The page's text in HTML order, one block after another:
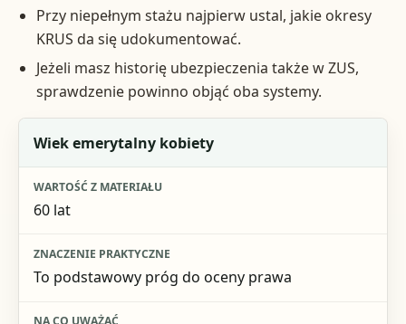
Przy niepełnym stażu najpierw ustal, jakie okresy
KRUS da się udokumentować.
Jeżeli masz historię ubezpieczenia także w ZUS,
sprawdzenie powinno objąć oba systemy.
Element
Wartość z materiału
Wiek emerytalny kobiety
60 lat
To podstawowy próg do oceny prawa